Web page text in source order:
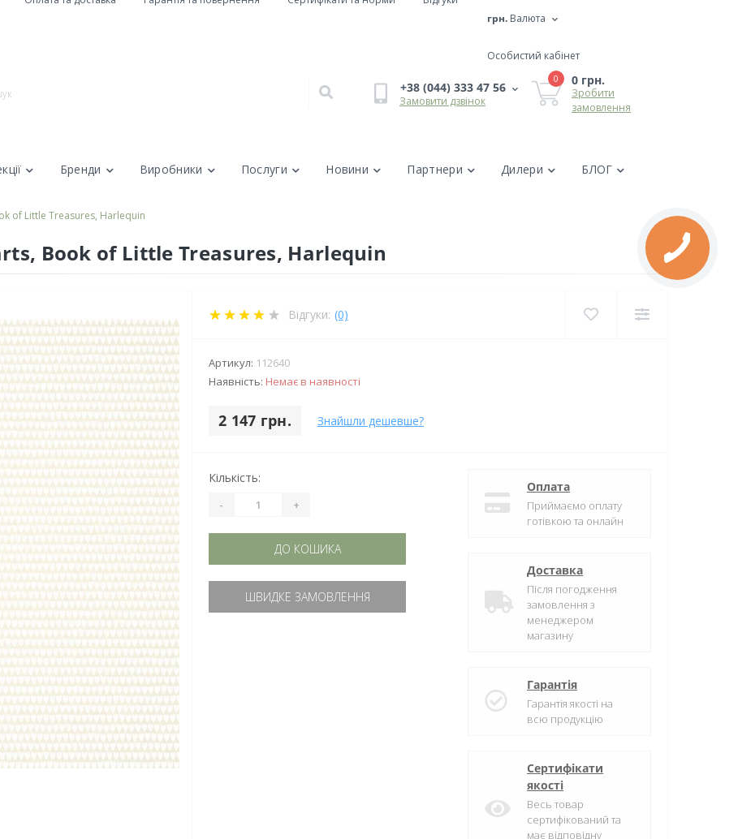
грн. Валюта
Особистий кабінет
+38 (044) 333 47 56
Замовити дзвінок
0 0 грн.
Зробити
замовлення
Бренди Виробники Послуги Новини Партнери Дилери БЛОГ
of Little Treasures, Harlequin
Book of Little Treasures, Harlequin
Відгуки: (0)
Артикул: 112640
Наявність: Немає в наявності
2 147 грн. Знайшли дешевше?
Кількість:
- +
ДО КОШИКА
ШВИДКЕ ЗАМОВЛЕННЯ
Оплата
Приймаємо оплату
готівкою та онлайн
Доставка
Після погодження
замовлення з
менеджером
магазину
Гарантія
Гарантія якості на
всю продукцію
Сертифікати
якості
Весь товар
сертифікований та
має відповідну